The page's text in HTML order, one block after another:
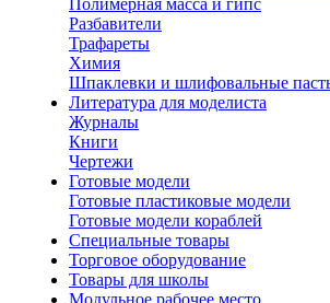
Полимерная масса и гипс
Разбавители
Трафареты
Химия
Шпаклевки и шлифовальные
Литература для моделиста
Журналы
Книги
Чертежи
Готовые модели
Готовые пластиковые модели
Готовые модели кораблей
Специальные товары
Торговое оборудование
Товары для школы
Модульное рабочее место